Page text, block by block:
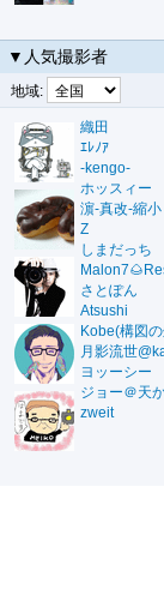
▼人気撮影者
地域:
織田
ｴﾚﾉｱ
-kengo-
ホッスィー
濵-真改-縮小
Z
しまだっち
さとぽん
Atsushi
Kobe(構図
月影流世
ヨッーシー
ジョー＠天
zweit